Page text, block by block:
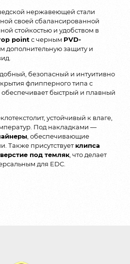
нержавеющей стали
своей сбалансированной
стойкостью и удобством в
point с черным PVD-
дополнительную защиту и
безопасный и интуитивно
флипперного типа с
быстрый и плавный
устойчивый к влаге,
Под накладками —
, обеспечивающие
Также присутствуетклипса
под темляк, что делает
для EDC.